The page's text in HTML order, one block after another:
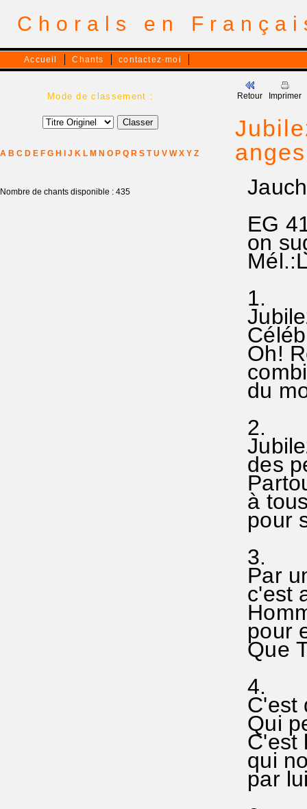
Chorals en
Accueil Chants contactez-moi
Mode de classement :
A B C D E F G H J K L M N O P Q R S T U V W X Y Z
Nombre de chants disponible : 435
Retour Imprimer
EG
on
1.
Oh!
du
2.
des
à
pour
3.
Par
c'est
pour
Que
4.
C'est
Qui
C'est
qui
par